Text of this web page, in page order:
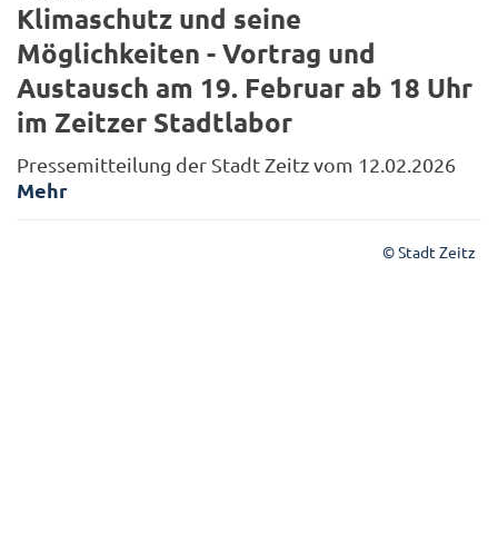
Klimaschutz und seine
Möglichkeiten - Vortrag und
Austausch am 19. Februar ab 18 Uhr
im Zeitzer Stadtlabor
Pressemitteilung der Stadt Zeitz vom 12.02.2026
Mehr
© Stadt Zeitz